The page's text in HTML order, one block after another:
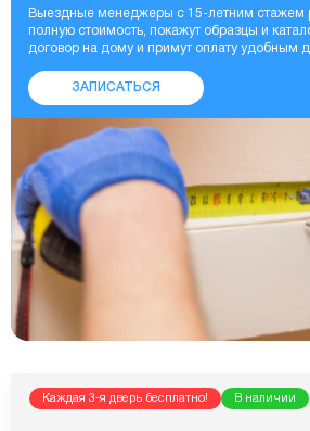
Выездные менеджеры с 15-летним стажем
полную стоимость, покажут образцы и
договор на дому и примут оплату удобным
ЗАПИСАТЬСЯ
Каждая 3-я дверь бесплатно! В наличии